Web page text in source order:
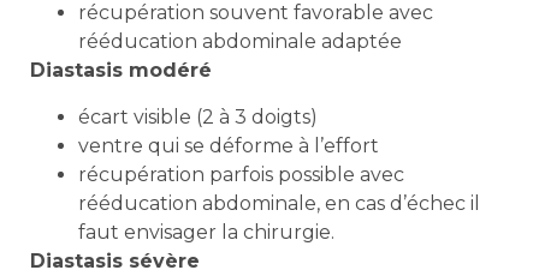
récupération souvent favorable avec
rééducation abdominale adaptée
Diastasis modéré
écart visible (2 à 3 doigts)
ventre qui se déforme à l’effort
récupération parfois possible avec
rééducation abdominale, en cas d’échec il
faut envisager la chirurgie.
Diastasis sévère